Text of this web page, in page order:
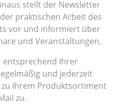
stellt der Newsletter
praktischen Arbeit des
vor und informiert über
und Veranstaltungen.
entsprechend Ihrer
und jederzeit
Ihrem Produktsortiment
zu.